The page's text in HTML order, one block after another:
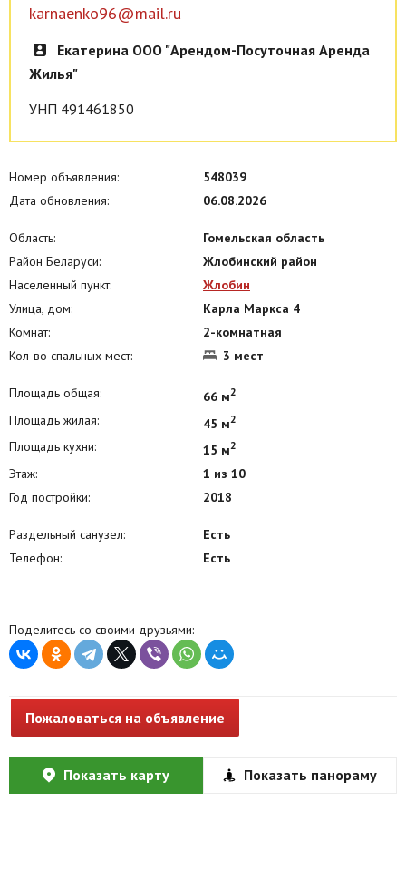
karnaenko96@mail.ru
Екатерина ООО "Арендом-Посуточная Аренда
Жилья"
УНП 491461850
Номер объявления:
548039
Дата обновления:
06.08.2026
Область:
Гомельская область
Район Беларуси:
Жлобинский район
Населенный пункт:
Жлобин
Улица, дом:
Карла Маркса 4
Комнат:
2-комнатная
Кол-во спальных мест:
3 мест
Площадь общая: 66 м2
Площадь жилая: 45 м2
Площадь кухни: 15 м2
Этаж:
1 из 10
Год постройки:
2018
Раздельный санузел:
Есть
Телефон:
Есть
Поделитесь со своими друзьями:
Пожаловаться на объявление
Показать карту Показать панораму